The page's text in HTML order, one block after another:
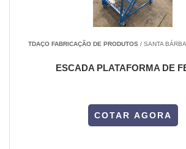
TDAÇO FABRICAÇÃO DE PRODUTOS / SANTA
ESCADA PLATAFORMA DE
COTAR AGORA